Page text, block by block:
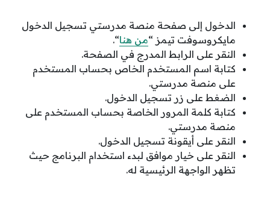
الدخول إلى صفحة منصة مدرستي تسجيل الدخول
مايكروسوفت تيمز “من هنا“.
النقر على الرابط المدرج في الصفحة.
كتابة اسم المستخدم الخاص بحساب المستخدم
على منصة مدرستي.
الضغط على زر تسجيل الدخول.
كتابة كلمة المرور الخاصة بحساب المستخدم على
منصة مدرستي.
النقر على أيقونة تسجيل الدخول.
النقر على خيار موافق لبدء استخدام البرنامج حيث
تظهر الواجهة الرئيسية له.